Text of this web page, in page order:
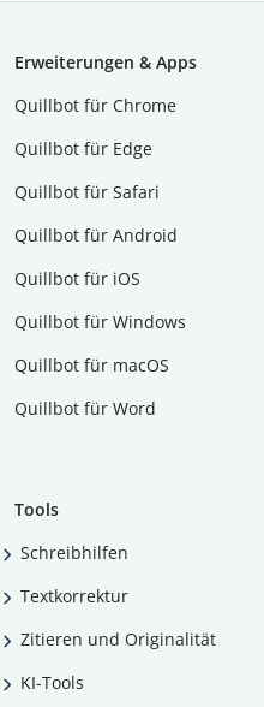
Erweiterungen & Apps
Quillbot für Chrome
Quillbot für Edge
Quillbot für Safari
Quillbot für Android
Quillbot für iOS
Quillbot für Windows
Quillbot für macOS
Quillbot für Word
Tools
Schreibhilfen
Textkorrektur
Zitieren und Originalität
KI-Tools